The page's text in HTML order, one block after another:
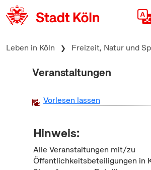
zum Inhalt springen
Leben in Köln Freizeit, Natur und
Veranstaltungen
Vorlesen lassen
Hinweis:
Alle Veranstaltungen mit/zu
Öffentlichkeitsbeteiligungen in